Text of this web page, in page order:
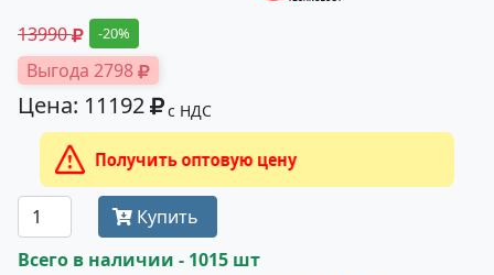
13990 -20%
Выгода 2798
Цена: 11192 с НДС
Получить оптовую цену
Купить
Всего в наличии - 1015 шт